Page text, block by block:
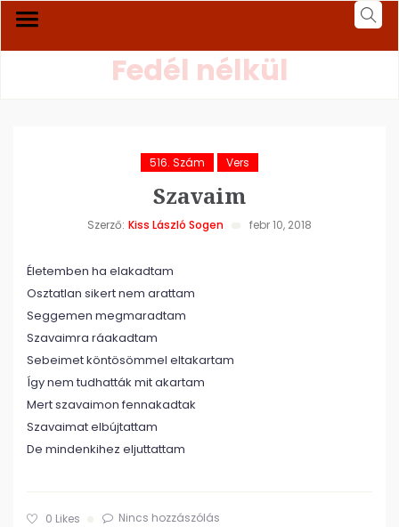
Fedél nélkül
516. Szám Vers
Szavaim
Szerző: Kiss László Sogen febr 10, 2018
Életemben ha elakadtam
Osztatlan sikert nem arattam
Seggemen megmaradtam
Szavaimra ráakadtam
Sebeimet köntösömmel eltakartam
Így nem tudhatták mit akartam
Mert szavaimon fennakadtak
Szavaimat elbújtattam
De mindenkihez eljuttattam
0 Likes Nincs hozzászólás